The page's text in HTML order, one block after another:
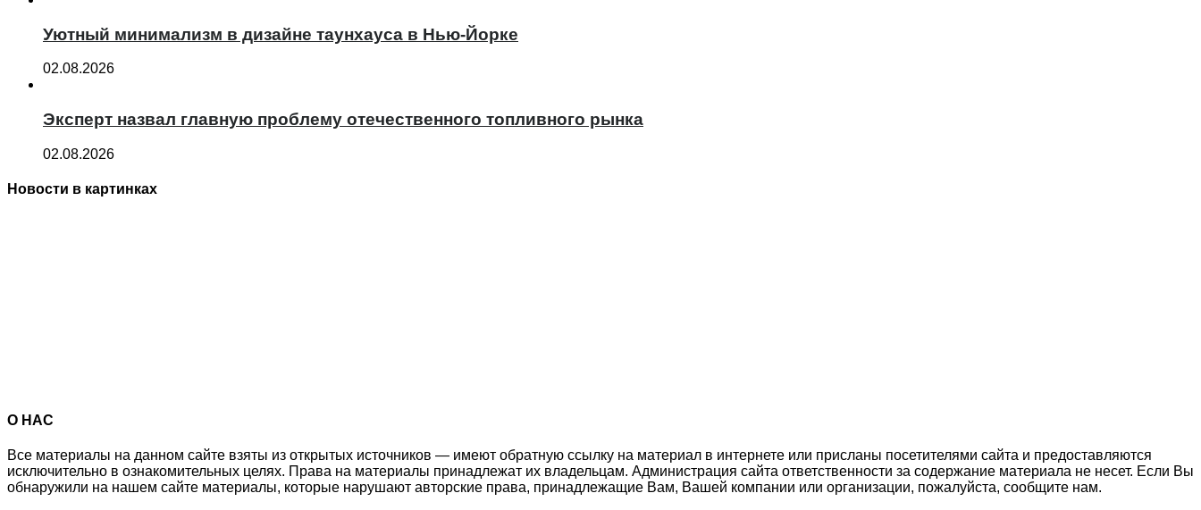
Уютный минимализм в дизайне таунхауса в Нью-Йорке
02.08.2026
Эксперт назвал главную проблему отечественного топливного рынка
02.08.2026
Новости в картинках
О НАС
Все материалы на данном сайте взяты из открытых источников — имеют обратную ссылку на материал в интернете или присланы посетителями сайта и предоставляются
исключительно в ознакомительных целях. Права на материалы принадлежат их владельцам. Администрация сайта ответственности за содержание материала не несет. Если Вы
обнаружили на нашем сайте материалы, которые нарушают авторские права, принадлежащие Вам, Вашей компании или организации, пожалуйста, сообщите нам.